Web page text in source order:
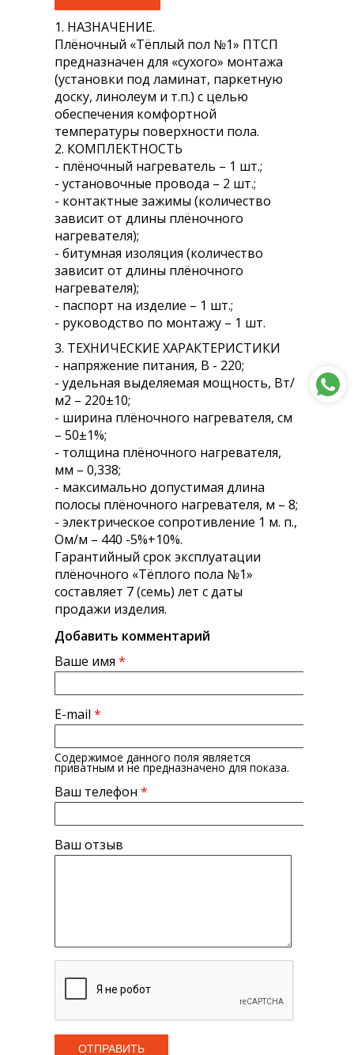
1. НАЗНАЧЕНИЕ.
Плёночный «Тёплый пол №1» ПТСП
предназначен для «сухого» монтажа
(установки под ламинат, паркетную
доску, линолеум и т.п.) с целью
обеспечения комфортной
температуры поверхности пола.
2. КОМПЛЕКТНОСТЬ
- плёночный нагреватель – 1 шт.;
- установочные провода – 2 шт.;
- контактные зажимы (количество
зависит от длины плёночного
нагревателя);
- битумная изоляция (количество
зависит от длины плёночного
нагревателя);
- паспорт на изделие – 1 шт.;
- руководство по монтажу – 1 шт.
3. ТЕХНИЧЕСКИЕ ХАРАКТЕРИСТИКИ
- напряжение питания, В - 220;
- удельная выделяемая мощность, Вт/
м2 – 220±10;
- ширина плёночного нагревателя, см
– 50±1%;
- толщина плёночного нагревателя,
мм – 0,338;
- максимально допустимая длина
полосы плёночного нагревателя, м – 8;
- электрическое сопротивление 1 м. п.,
Ом/м – 440 -5%+10%.
Гарантийный срок эксплуатации
плёночного «Тёплого пола №1»
составляет 7 (семь) лет с даты
продажи изделия.
Добавить комментарий
Ваше имя *
E-mail *
Содержимое данного поля является
приватным и не предназначено для показа.
Ваш телефон *
Ваш отзыв